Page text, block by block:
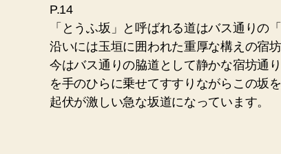
P.14
「とうふ坂」と呼ばれる道はバス通り
沿いには玉垣に囲われた重厚な構えの宿
今はバス通りの脇道として静かな宿坊通
を手のひらに乗せてすすりながらこの坂
起伏が激しい急な坂道になっています。